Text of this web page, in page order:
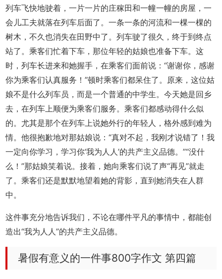
列车飞快地驶着，一片一片的庄稼田和一幢一幢的房屋，一
会儿工夫就落在列车后面了。一条一条的河流和一棵一棵的
树木，不久也消失在田野中了。列车驶了很久，终于到终点
站了。乘客们忙着下车，那位年轻的姑娘也准备下车。这
时，列车长进来和她握手，在乘客们面前说：“谢谢你，感谢
你为乘客们认真服务！”顿时乘客们都呆住了。原来，这位姑
娘不是什么列车员，而是一个普通的中学生。今天她是回乡
去，在列车上顺便为乘客们服务。乘客们都感动得什么似
的。尤其是那个在列车上说她外行的年轻人，格外感到难为
情。他很抱歉地对那姑娘说：“真对不起，我刚才说错了！我
一定向你学习，学习你‘我为人人’的共产主义品德。”“没什
么！”那姑娘笑着说。接着，她向乘客们说了声“再见”就走
了。乘客们还是默默地望着她的背影，直到她消失在人群
中。
这件事充分地告诉我们，不论在哪件平凡的事情中，都能创
造出“我为人人”的共产主义品德。
暑假有意义的一件事800字作文 第四篇